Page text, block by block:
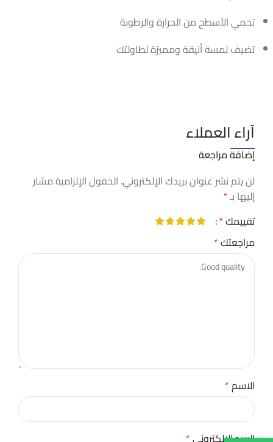
تحمي الأسطح من الحرارة والرطوبة
تضيف لمسة أنيقة ومميزة لطاولتك
آراء العملاء
إضافة مراجعة
لن يتم نشر عنوان بريدك الإلكتروني. الحقول الإلزامية مشار
إليها بـ*
تقييمك*
مراجعتك*
الاسم*